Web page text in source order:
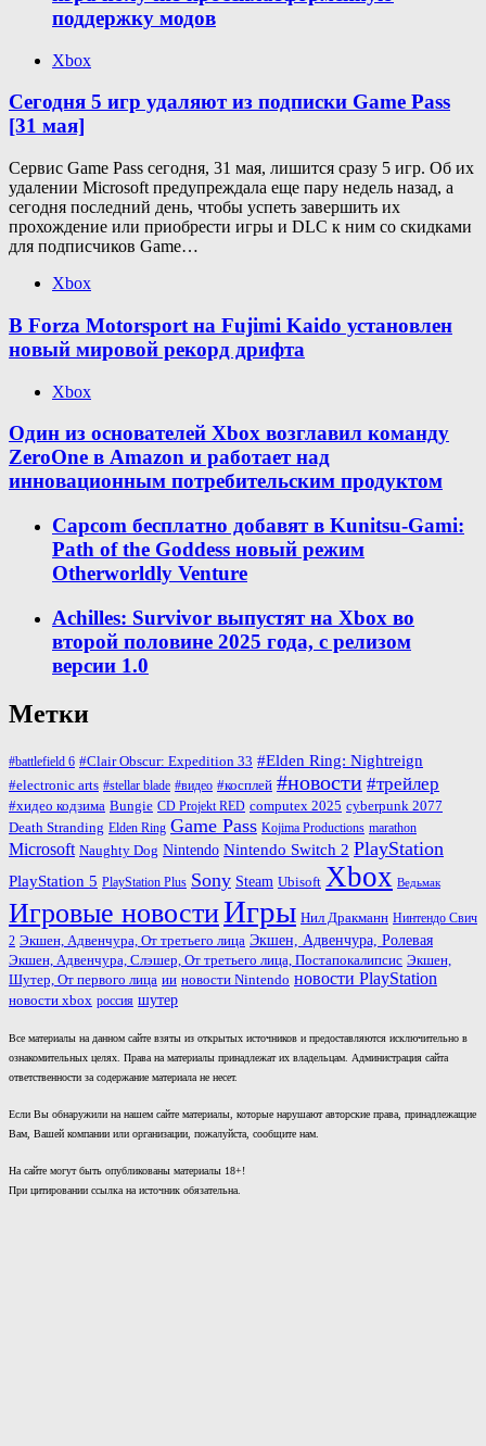
поддержку модов
Xbox
Сегодня 5 игр удаляют из подписки Game Pass
[31 мая]
Сервис Game Pass сегодня, 31 мая, лишится сразу 5 игр. Об их
удалении Microsoft предупреждала еще пару недель назад, а
сегодня последний день, чтобы успеть завершить их
прохождение или приобрести игры и DLC к ним со скидками
для подписчиков Game…
Xbox
В Forza Motorsport на Fujimi Kaido установлен
новый мировой рекорд дрифта
Xbox
Один из основателей Xbox возглавил команду
ZeroOne в Amazon и работает над
инновационным потребительским продуктом
Capcom бесплатно добавят в Kunitsu-Gami:
Path of the Goddess новый режим
Otherworldly Venture
Achilles: Survivor выпустят на Xbox во
второй половине 2025 года, с релизом
версии 1.0
Метки
#battlefield 6 #Clair Obscur: Expedition 33 #Elden Ring: Nightreign
#electronic arts #stellar blade #видео #косплей #новости #трейлер
#хидео кодзима Bungie CD Projekt RED computex 2025 cyberpunk 2077
Death Stranding Elden Ring Game Pass Kojima Productions marathon
Microsoft Naughty Dog Nintendo Nintendo Switch 2 PlayStation
PlayStation 5 PlayStation Plus Sony Steam Ubisoft Xbox Ведьмак
Игровые новостиИгры Нил Дракманн Нинтендо Свич
2 Экшен, Адвенчура, От третьего лица Экшен, Адвенчура, Ролевая
Экшен, Адвенчура, Слэшер, От третьего лица, Постапокалипсис Экшен,
Шутер, От первого лица ии новости Nintendo новости PlayStation
новости xbox россия шутер
Все материалы на данном сайте взяты из открытых источников и предоставляются исключительно в
ознакомительных целях. Права на материалы принадлежат их владельцам. Администрация сайта
ответственности за содержание материала не несет.
Если Вы обнаружили на нашем сайте материалы, которые нарушают авторские права, принадлежащие
Вам, Вашей компании или организации, пожалуйста, сообщите нам.
На сайте могут быть опубликованы материалы 18+!
При цитировании ссылка на источник обязательна.